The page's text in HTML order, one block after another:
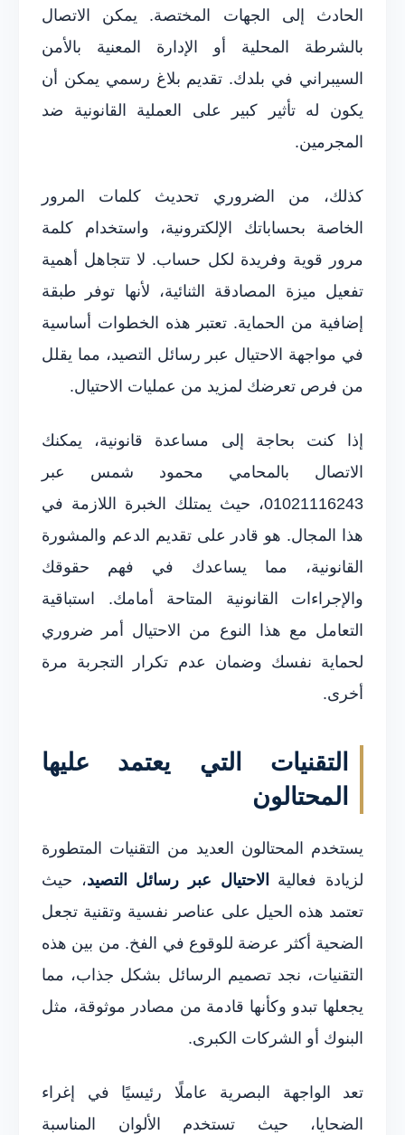
الحادث إلى الجهات المختصة. يمكن الاتصال
بالشرطة المحلية أو الإدارة المعنية بالأمن
السيبراني في بلدك. تقديم بلاغ رسمي يمكن أن
يكون له تأثير كبير على العملية القانونية ضد
المجرمين.
كذلك، من الضروري تحديث كلمات المرور
الخاصة بحساباتك الإلكترونية، واستخدام كلمة
مرور قوية وفريدة لكل حساب. لا تتجاهل أهمية
تفعيل ميزة المصادقة الثنائية، لأنها توفر طبقة
إضافية من الحماية. تعتبر هذه الخطوات أساسية
في مواجهة الاحتيال عبر رسائل التصيد، مما يقلل
من فرص تعرضك لمزيد من عمليات الاحتيال.
إذا كنت بحاجة إلى مساعدة قانونية، يمكنك
الاتصال بالمحامي محمود شمس عبر
01021116243، حيث يمتلك الخبرة اللازمة في
هذا المجال. هو قادر على تقديم الدعم والمشورة
القانونية، مما يساعدك في فهم حقوقك
والإجراءات القانونية المتاحة أمامك. استباقية
التعامل مع هذا النوع من الاحتيال أمر ضروري
لحماية نفسك وضمان عدم تكرار التجربة مرة
أخرى.
التقنيات التي يعتمد عليها
المحتالون
يستخدم المحتالون العديد من التقنيات المتطورة
لزيادة فعالية
الاحتيال عبر رسائل التصيد، حيث
تعتمد هذه الحيل على عناصر نفسية وتقنية تجعل
الضحية أكثر عرضة للوقوع في الفخ. من بين هذه
التقنيات، نجد تصميم الرسائل بشكل جذاب، مما
يجعلها تبدو وكأنها قادمة من مصادر موثوقة، مثل
البنوك أو الشركات الكبرى.
تعد الواجهة البصرية عاملًا رئيسيًا في إغراء
الضحايا، حيث تستخدم الألوان المناسبة